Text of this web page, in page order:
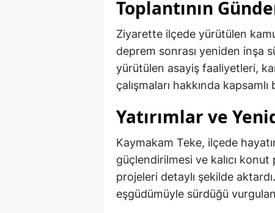
Toplantının
Ziyarette ilçede yürütülen
deprem sonrası yeniden inşa
yürütülen asayiş faaliyetleri,
çalışmaları hakkında
Yatırımlar ve
Kaymakam Teke, ilçede
güçlendirilmesi ve kalıcı
projeleri detaylı şekilde
eşgüdümüyle sürdüğü